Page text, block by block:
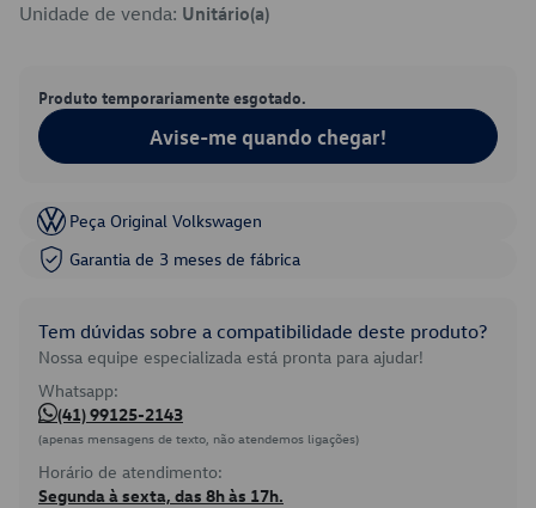
Unidade de venda: Unitário(a)
Produto temporariamente esgotado.
Avise-me quando chegar!
Peça Original Volkswagen
Garantia de 3 meses de fábrica
Tem dúvidas sobre a compatibilidade deste produto?
Nossa equipe especializada está pronta para ajudar!
Whatsapp:
(41) 99125-2143
(apenas mensagens de texto, não atendemos ligações)
Horário de atendimento:
Segunda à sexta, das 8h às 17h.